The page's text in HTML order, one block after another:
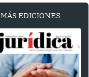
MÁS EDICIONES